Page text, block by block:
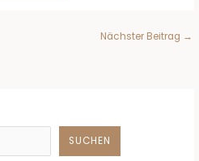
Nächster Beitrag →
SUCHEN